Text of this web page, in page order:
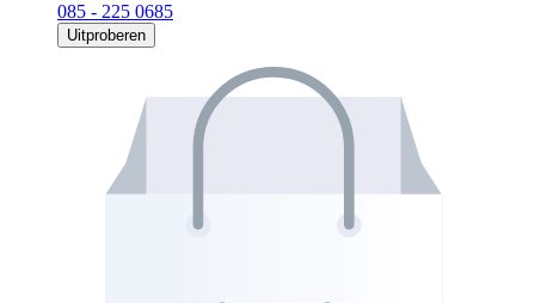
085 - 225 0685
Uitproberen